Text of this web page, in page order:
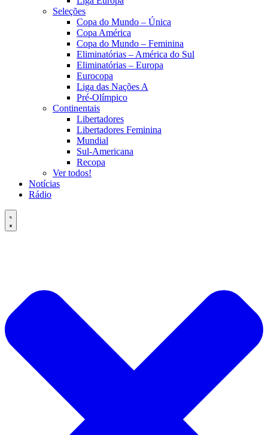
Seleções
Copa do Mundo – Única
Copa América
Copa do Mundo – Feminina
Eliminatórias – América do Sul
Eliminatórias – Europa
Eurocopa
Liga das Nações A
Pré-Olímpico
Continentais
Libertadores
Libertadores Feminina
Mundial
Sul-Americana
Recopa
Ver todos!
Notícias
Rádio